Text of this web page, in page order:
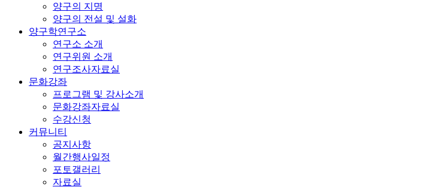
양구의 지명
양구의 전설 및 설화
양구학연구소
연구소 소개
연구위원 소개
연구조사자료실
문화강좌
프로그램 및 강사소개
문화강좌자료실
수강신청
커뮤니티
공지사항
월간행사일정
포토갤러리
자료실